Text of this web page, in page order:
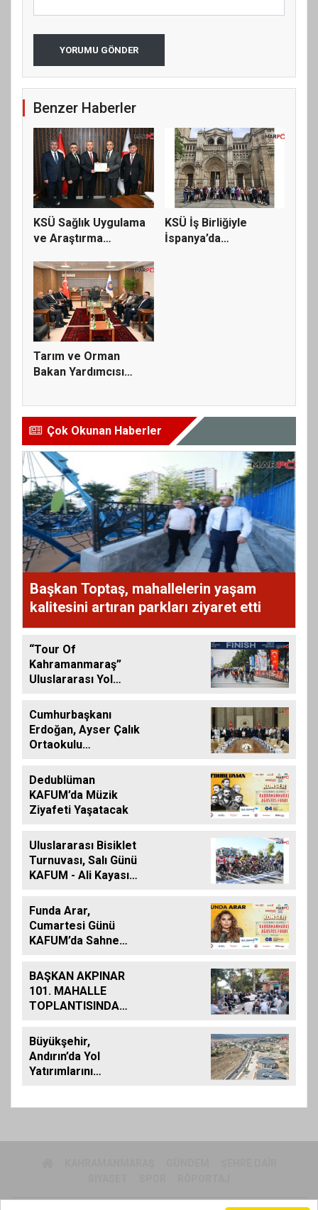
YORUMU GÖNDER
Benzer Haberler
KSÜ Sağlık Uygulama
ve Araştırma
KSÜ İş Birliğiyle
İspanya’da
Tarım ve Orman
Bakan Yardımcısı
Çok Okunan Haberler
Başkan Toptaş, mahallelerin yaşam
kalitesini artıran parkları ziyaret etti
“Tour Of
Kahramanmaraş”
Uluslararası Yol
Tamamlandı
Cumhurbaşkanı
Erdoğan, Ayser Çalık
Ortaokulu
Aileleriyle Bir Araya
Geldi
Dedublüman
KAFUM’da Müzik
Ziyafeti Yaşatacak
Uluslararası Bisiklet
Turnuvası, Salı Günü
KAFUM - Ali Kayası
Funda Arar,
Cumartesi Günü
KAFUM’da Sahne
BAŞKAN AKPINAR
101. MAHALLE
TOPLANTISINDA
MAHALLESİ
SAKİNLERİYLE
BULUŞTU
Büyükşehir,
Andırın’da Yol
Yatırımlarını